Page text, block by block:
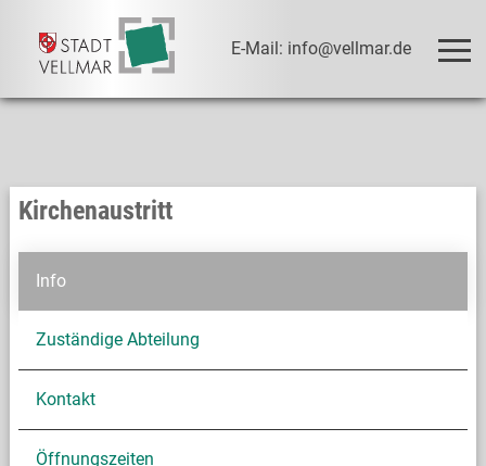
E-Mail: info@vellmar.de
Kirchenaustritt
Info
Zuständige Abteilung
Kontakt
Öffnungszeiten